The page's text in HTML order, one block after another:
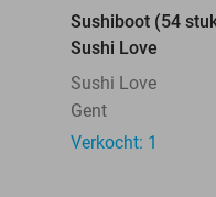
Sushiboot (54
Sushi Love
Sushi Love
Gent
Verkocht: 1